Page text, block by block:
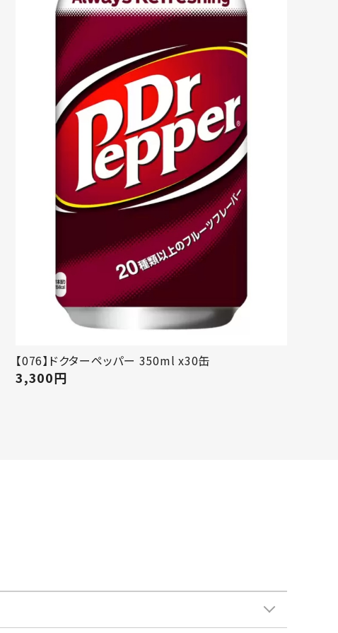
【076】ドクターペッパー 350ml x30缶
3,300円